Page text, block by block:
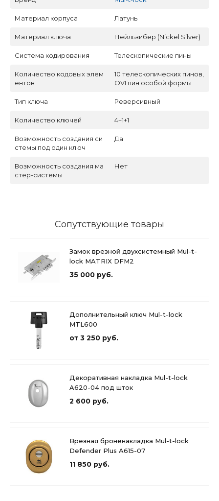
Материал корпуса Латунь
Материал ключа Нейльзибер (Nickel Silver)
Система кодирования Телескопические пины
Количество кодовых элем
ентов
10 телескопических пинов,
OVI пин особой формы
Тип ключа Реверсивный
Количество ключей 4+1+1
Возможность создания си
стемы под один ключ
Да
Возможность создания ма
стер-системы
Нет
Сопутствующие товары
Замок врезной двухсистемный Mul-t-
lock MATRIX DFM2
35 000 руб.
Дополнительный ключ Mul-t-lock
MTL600
от 3 250 руб.
Декоративная накладка Mul-t-lock
A620-04 под шток
2 600 руб.
Врезная броненакладка Mul-t-lock
Defender Plus A615-07
11 850 руб.